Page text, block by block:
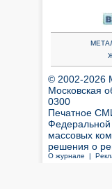
© 2002-2026
Московская
0300
Печатное
Федеральной
массовых
решения о
О журнале |